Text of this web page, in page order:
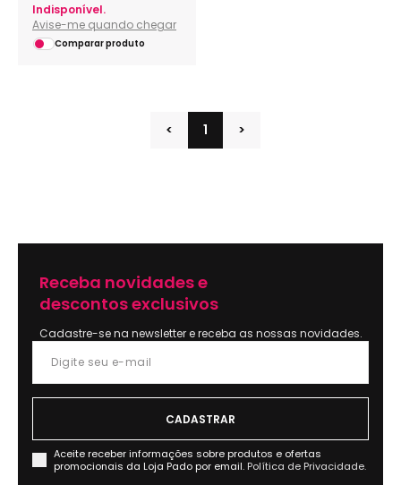
Indisponível.
Avise-me quando chegar
Comparar produto
< 1 >
Receba novidades e
descontos exclusivos
Cadastre-se na newsletter e receba as nossas novidades.
Aceite receber informações sobre produtos e ofertas
promocionais da Loja Pado por email. Política de Privacidade.